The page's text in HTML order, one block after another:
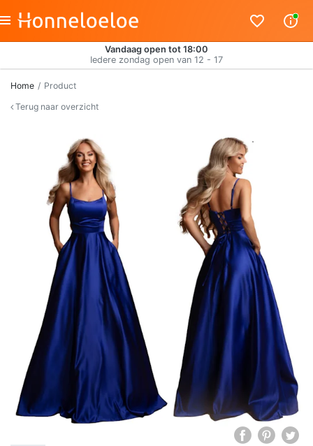
Vandaag open tot 18:00
Iedere zondag open van 12 - 17
Home
Product
Terug naar overzicht